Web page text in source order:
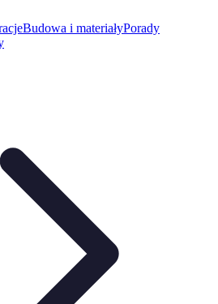
Budowa i materiałyPorady